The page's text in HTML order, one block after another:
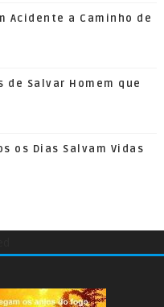
Acidente a Caminho de
de Salvar Homem que
os Dias Salvam Vidas